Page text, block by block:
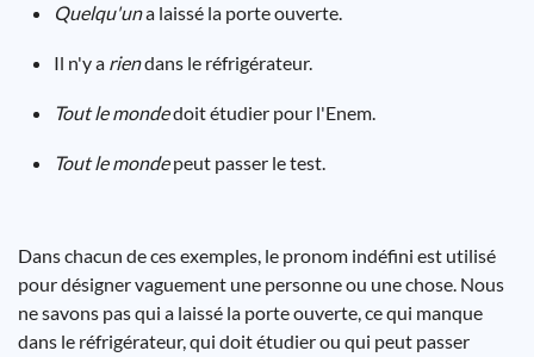
Quelqu'una laissé la porte ouverte.
Il n'y a riendans le réfrigérateur.
Tout le mondedoit étudier pour l'Enem.
Tout le mondepeut passer le test.
Dans chacun de ces exemples, le pronom indéfini est utilisé
pour désigner vaguement une personne ou une chose. Nous
ne savons pas qui a laissé la porte ouverte, ce qui manque
dans le réfrigérateur, qui doit étudier ou qui peut passer